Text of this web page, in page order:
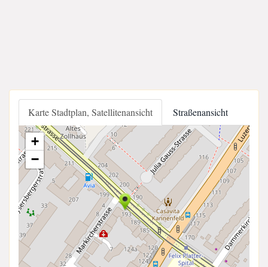
Karte Stadtplan, Satellitenansicht Straßenansicht
+
−